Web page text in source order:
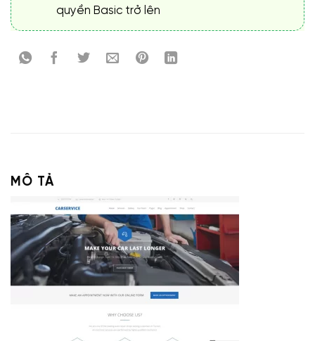
quyền Basic trở lên
MÔ TẢ